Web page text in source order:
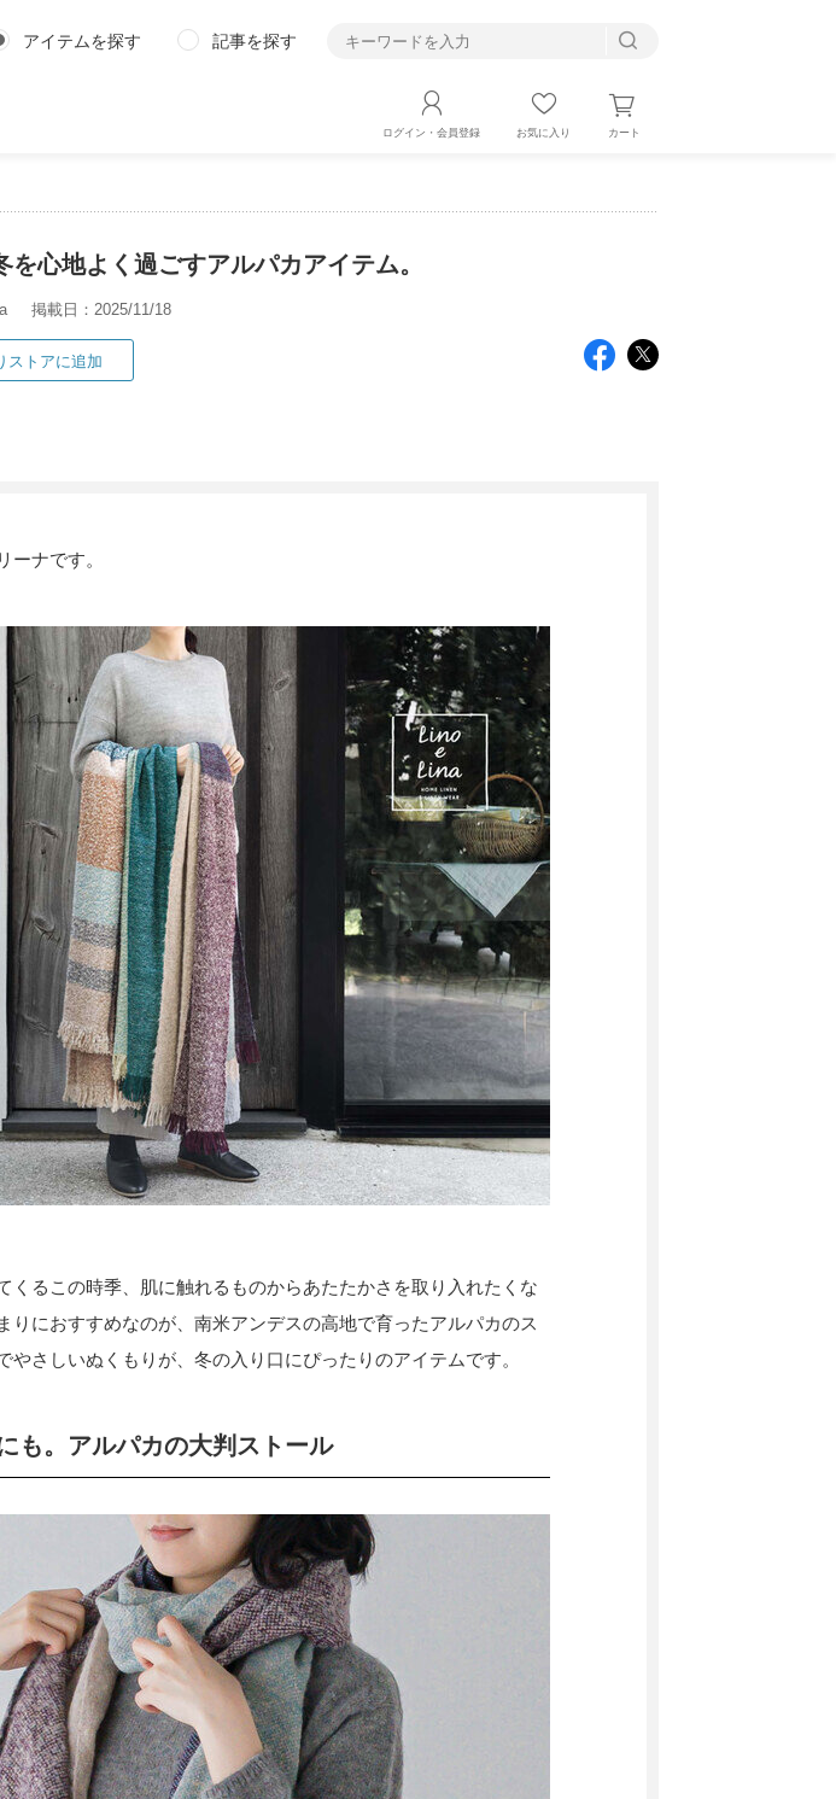
アイテムを探す 記事を探す
ログイン・会員登録 お気に入り カート
を心地よく過ごすアルパカアイテム。
掲載日：2025/11/18
ストアに追加
ーナです。
くるこの時季、肌に触れるものからあたたかさを取り入れたくな
りにおすすめなのが、南米アンデスの高地で育ったアルパカのス
やさしいぬくもりが、冬の入り口にぴったりのアイテムです。
も。アルパカの大判ストール